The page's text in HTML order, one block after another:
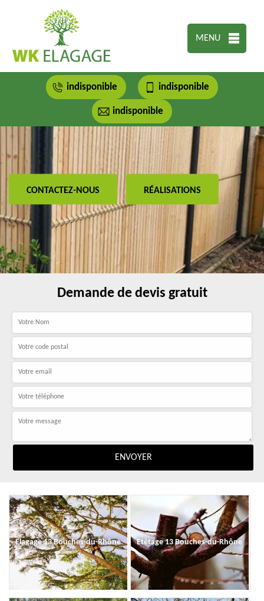
MENU
indisponible indisponible
indisponible
CONTACTEZ-NOUS RÉALISATIONS
Demande de devis gratuit
Elagage 13 Bouches-du-Rhône Etêtage 13 Bouches-du-Rhône